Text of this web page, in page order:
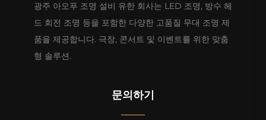
광주 아오푸 조명 설비 유한 회사는 LED 조명, 방수 헤
드 회전 조명 등을 포함한 다양한 고품질 무대 조명 제
품을 제공합니다. 극장, 콘서트 및 이벤트를 위한 맞춤
형 솔루션.
문의하기